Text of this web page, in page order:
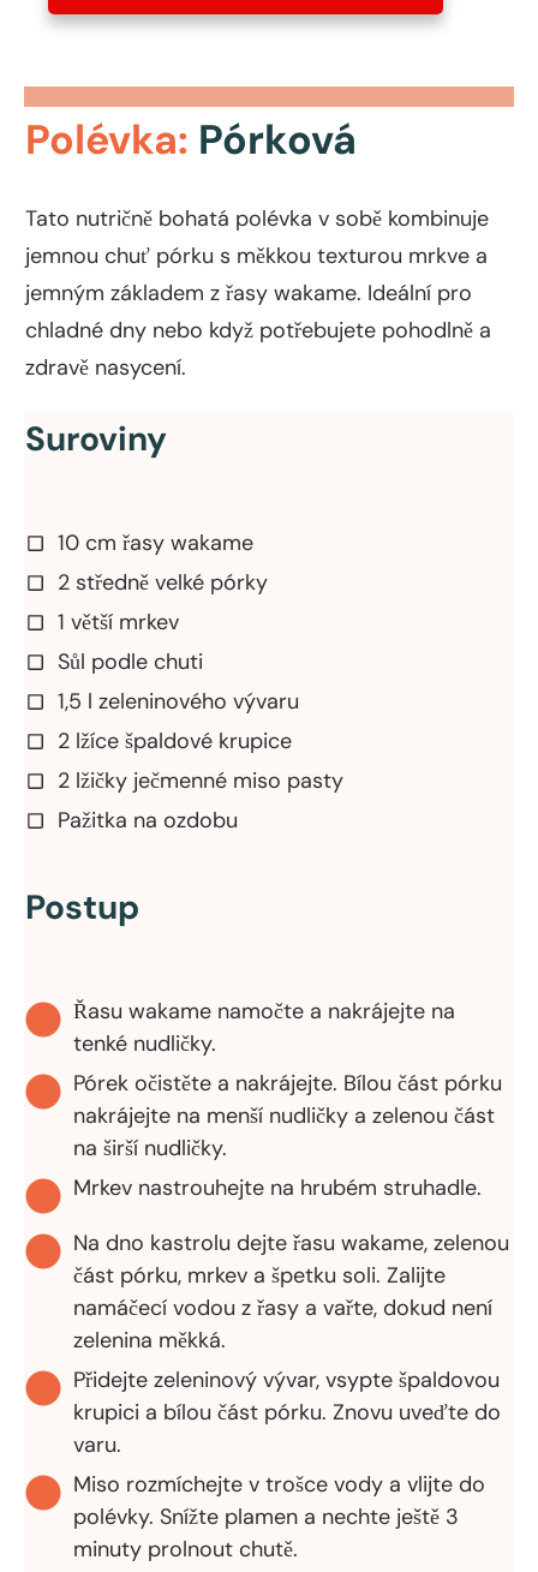
Polévka: Pórková
Tato nutričně bohatá polévka v sobě kombinuje
jemnou chuť pórku s měkkou texturou mrkve a
jemným základem z řasy wakame. Ideální pro
chladné dny nebo když potřebujete pohodlně a
zdravě nasycení.
Suroviny
10 cm řasy wakame
2 středně velké pórky
1 větší mrkev
Sůl podle chuti
1,5 l zeleninového vývaru
2 lžíce špaldové krupice
2 lžičky ječmenné miso pasty
Pažitka na ozdobu
Postup
Řasu wakame namočte a nakrájejte na
tenké nudličky.
Pórek očistěte a nakrájejte. Bílou část pórku
nakrájejte na menší nudličky a zelenou část
na širší nudličky.
Mrkev nastrouhejte na hrubém struhadle.
Na dno kastrolu dejte řasu wakame, zelenou
část pórku, mrkev a špetku soli. Zalijte
namáčecí vodou z řasy a vařte, dokud není
zelenina měkká.
Přidejte zeleninový vývar, vsypte špaldovou
krupici a bílou část pórku. Znovu uveďte do
varu.
Miso rozmíchejte v trošce vody a vlijte do
polévky. Snížte plamen a nechte ještě 3
minuty prolnout chutě.